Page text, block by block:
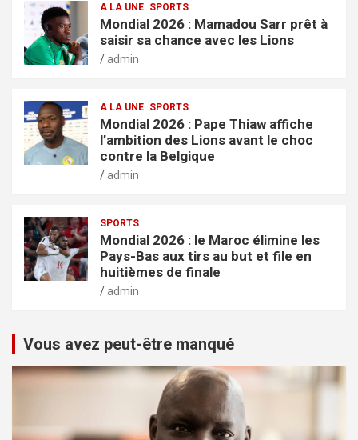
A LA UNE SPORTS
Mondial 2026 : Mamadou Sarr prêt à
saisir sa chance avec les Lions
admin
A LA UNE SPORTS
Mondial 2026 : Pape Thiaw affiche
l’ambition des Lions avant le choc
contre la Belgique
admin
SPORTS
Mondial 2026 : le Maroc élimine les
Pays-Bas aux tirs au but et file en
huitièmes de finale
admin
Vous avez peut-être manqué